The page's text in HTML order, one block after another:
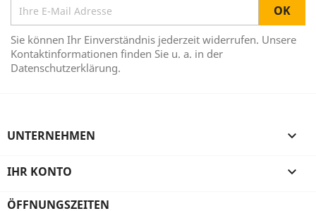
Sie können Ihr Einverständnis jederzeit widerrufen. Unsere
Kontaktinformationen finden Sie u. a. in der
Datenschutzerklärung.
UNTERNEHMEN 
IHR KONTO 
ÖFFNUNGSZEITEN